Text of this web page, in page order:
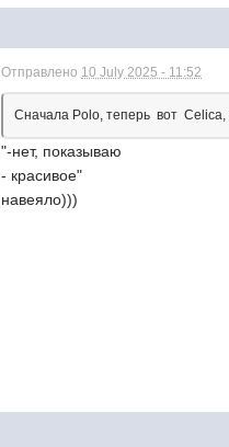
Отправлено 10 July 2025 - 11:52
Сначалa Polo, теперь вот
"-нет, показываю
- красивое"
навеяло)))